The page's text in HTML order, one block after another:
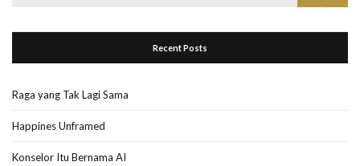
Recent Posts
Raga yang Tak Lagi Sama
Happines Unframed
Konselor Itu Bernama AI